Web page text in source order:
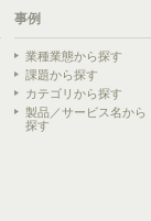
事例
業種業態から探す
課題から探す
カテゴリから探す
製品／サービス名から
探す